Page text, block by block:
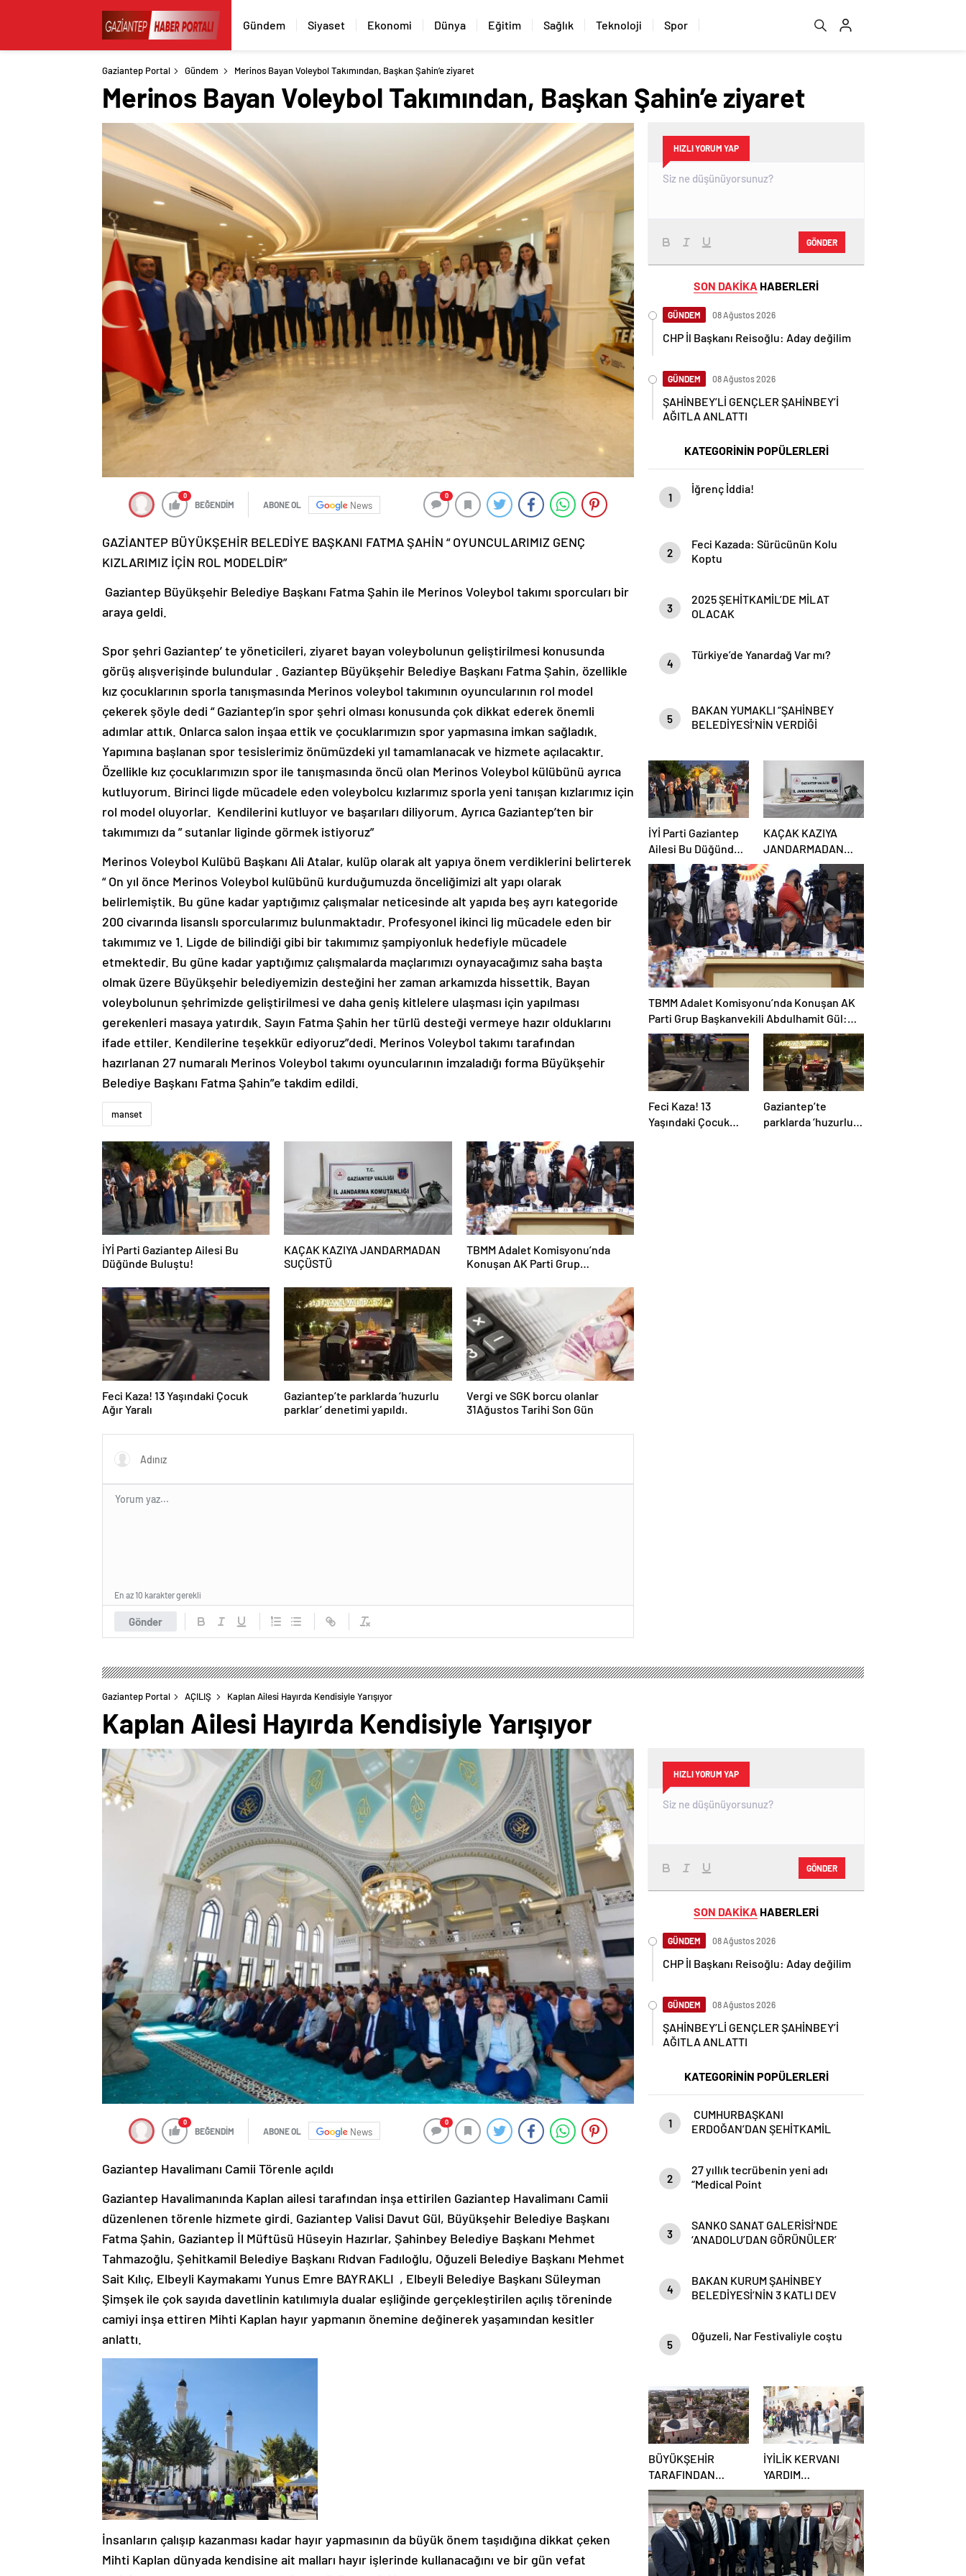
Gündem Siyaset Ekonomi Dünya Eğitim Sağlık Teknoloji Spor
Gaziantep Portal Gündem Merinos Bayan Voleybol Takımından, Başkan Şahin’e ziyaret
Merinos Bayan Voleybol Takımından, Başkan Şahin’e ziyaret
0
BEĞENDİM ABONE OL News
0
GAZİANTEP BÜYÜKŞEHİR BELEDİYE BAŞKANI FATMA ŞAHİN “ OYUNCULARIMIZ GENÇ
KIZLARIMIZ İÇİN ROL MODELDİR”
Gaziantep Büyükşehir Belediye Başkanı Fatma Şahin ile Merinos Voleybol takımı sporcuları bir
araya geldi.
Spor şehri Gaziantep’ te yöneticileri, ziyaret bayan voleybolunun geliştirilmesi konusunda
görüş alışverişinde bulundular . Gaziantep Büyükşehir Belediye Başkanı Fatma Şahin, özellikle
kız çocuklarının sporla tanışmasında Merinos voleybol takımının oyuncularının rol model
çekerek şöyle dedi “ Gaziantep’in spor şehri olması konusunda çok dikkat ederek önemli
adımlar attık. Onlarca salon inşaa ettik ve çocuklarımızın spor yapmasına imkan sağladık.
Yapımına başlanan spor tesislerimiz önümüzdeki yıl tamamlanacak ve hizmete açılacaktır.
Özellikle kız çocuklarımızın spor ile tanışmasında öncü olan Merinos Voleybol külübünü ayrıca
kutluyorum. Birinci ligde mücadele eden voleybolcu kızlarımız sporla yeni tanışan kızlarımız için
rol model oluyorlar. Kendilerini kutluyor ve başarıları diliyorum. Ayrıca Gaziantep’ten bir
takımımızı da ” sutanlar liginde görmek istiyoruz”
Merinos Voleybol Kulübü Başkanı Ali Atalar, kulüp olarak alt yapıya önem verdiklerini belirterek
“ On yıl önce Merinos Voleybol kulübünü kurduğumuzda önceliğimizi alt yapı olarak
belirlemiştik. Bu güne kadar yaptığımız çalışmalar neticesinde alt yapıda beş ayrı kategoride
200 civarında lisanslı sporcularımız bulunmaktadır. Profesyonel ikinci lig mücadele eden bir
takımımız ve 1. Ligde de bilindiği gibi bir takımımız şampiyonluk hedefiyle mücadele
etmektedir. Bu güne kadar yaptığımız çalışmalarda maçlarımızı oynayacağımız saha başta
olmak üzere Büyükşehir belediyemizin desteğini her zaman arkamızda hissettik. Bayan
voleybolunun şehrimizde geliştirilmesi ve daha geniş kitlelere ulaşması için yapılması
gerekenleri masaya yatırdık. Sayın Fatma Şahin her türlü desteği vermeye hazır olduklarını
ifade ettiler. Kendilerine teşekkür ediyoruz”dedi. Merinos Voleybol takımı tarafından
hazırlanan 27 numaralı Merinos Voleybol takımı oyuncularının imzaladığı forma Büyükşehir
Belediye Başkanı Fatma Şahin”e takdim edildi.
manset
İYİ Parti Gaziantep Ailesi Bu
Düğünde Buluştu!
KAÇAK KAZIYA JANDARMADAN
SUÇÜSTÜ
TBMM Adalet Komisyonu’nda
Konuşan AK Parti Grup
“Kanun Teklifi Milletimizin
Teklifidir”
Feci Kaza! 13 Yaşındaki Çocuk
Ağır Yaralı
Gaziantep’te parklarda ‘huzurlu
parklar’ denetimi yapıldı.
Vergi ve SGK borcu olanlar
31Ağustos Tarihi Son Gün
Gönder
En az 10 karakter gerekli
HIZLI YORUM YAP
GÖNDER
SON DAKİKA HABERLERİ
GÜNDEM 08 Ağustos 2026
CHP İl Başkanı Reisoğlu: Aday değilim
GÜNDEM 08 Ağustos 2026
ŞAHİNBEY’Lİ GENÇLER ŞAHİNBEY’İ
AĞITLA ANLATTI
KATEGORİNİN POPÜLERLERİ
1
İğrenç İddia!
2
Feci Kazada: Sürücünün Kolu
Koptu
3
2025 ŞEHİTKAMİL’DE MİLAT
OLACAK
4
Türkiye’de Yanardağ Var mı?
5
BAKAN YUMAKLI “ŞAHİNBEY
BELEDİYESİ’NİN VERDİĞİ
İYİ Parti Gaziantep
Ailesi Bu Düğünde
Buluştu!
KAÇAK KAZIYA
JANDARMADAN
SUÇÜSTÜ
TBMM Adalet Komisyonu’nda Konuşan AK
Parti Grup Başkanvekili Abdulhamit Gül:
“Kanun Teklifi Milletimizin Teklifidir”
Feci Kaza! 13
Yaşındaki Çocuk
Gaziantep’te
parklarda ‘huzurlu
Gaziantep Portal AÇILIŞ Kaplan Ailesi Hayırda Kendisiyle Yarışıyor
Kaplan Ailesi Hayırda Kendisiyle Yarışıyor
0
BEĞENDİM ABONE OL News
0
Gaziantep Havalimanı Camii Törenle açıldı
Gaziantep Havalimanında Kaplan ailesi tarafından inşa ettirilen Gaziantep Havalimanı Camii
düzenlenen törenle hizmete girdi. Gaziantep Valisi Davut Gül, Büyükşehir Belediye Başkanı
Fatma Şahin, Gaziantep İl Müftüsü Hüseyin Hazırlar, Şahinbey Belediye Başkanı Mehmet
Tahmazoğlu, Şehitkamil Belediye Başkanı Rıdvan Fadıloğlu, Oğuzeli Belediye Başkanı Mehmet
Sait Kılıç, Elbeyli Kaymakamı Yunus Emre BAYRAKLI , Elbeyli Belediye Başkanı Süleyman
Şimşek ile çok sayıda davetlinin katılımıyla dualar eşliğinde gerçekleştirilen açılış töreninde
camiyi inşa ettiren Mihti Kaplan hayır yapmanın önemine değinerek yaşamından kesitler
anlattı.
İnsanların çalışıp kazanması kadar hayır yapmasının da büyük önem taşıdığına dikkat çeken
Mihti Kaplan dünyada kendisine ait malları hayır işlerinde kullanacağını ve bir gün vefat
HIZLI YORUM YAP
GÖNDER
SON DAKİKA HABERLERİ
GÜNDEM 08 Ağustos 2026
CHP İl Başkanı Reisoğlu: Aday değilim
GÜNDEM 08 Ağustos 2026
ŞAHİNBEY’Lİ GENÇLER ŞAHİNBEY’İ
AĞITLA ANLATTI
KATEGORİNİN POPÜLERLERİ
1
CUMHURBAŞKANI
ERDOĞAN’DAN ŞEHİTKAMİL
EDİYORUM”
2
27 yıllık tecrübenin yeni adı
“Medical Point
3
SANKO SANAT GALERİSİ’NDE
‘ANADOLU’DAN GÖRÜNÜLER’
4
BAKAN KURUM ŞAHİNBEY
BELEDİYESİ’NİN 3 KATLI DEV
5
Oğuzeli, Nar Festivaliyle coştu
BÜYÜKŞEHİR
TARAFINDAN
EMİNE GÖĞÜŞ
MUTFAK MÜZESİ
RESTORASYONU
TAMAMLANDI
İYİLİK KERVANI
YARDIM
DERNEĞİNDEN
GÖRKEMLİ AÇILIŞ
TÖRENİ